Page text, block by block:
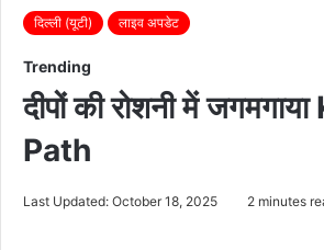
दिल्ली (यूटी) लाइव अपडेट
Trending
दीपों की रोशनी में
Path
Last Updated: October 18, 2025 2 minutes